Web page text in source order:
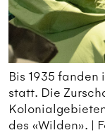
Bis 1935 fanden
statt. Die
des «Wilden». |